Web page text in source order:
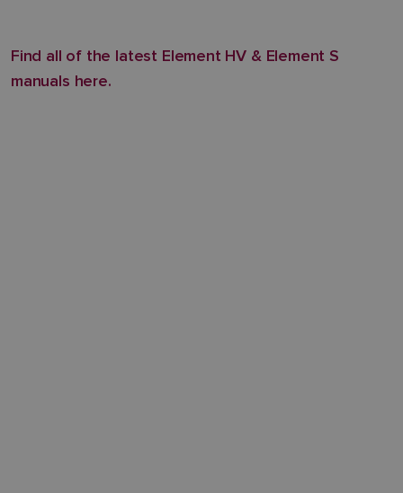
Find all of the latest Element HV & Element S
manuals here.